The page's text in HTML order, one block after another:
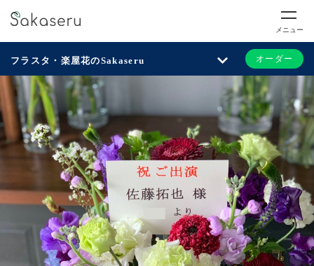
メニュー
フラスタ・楽屋花のSakaseru オーダー